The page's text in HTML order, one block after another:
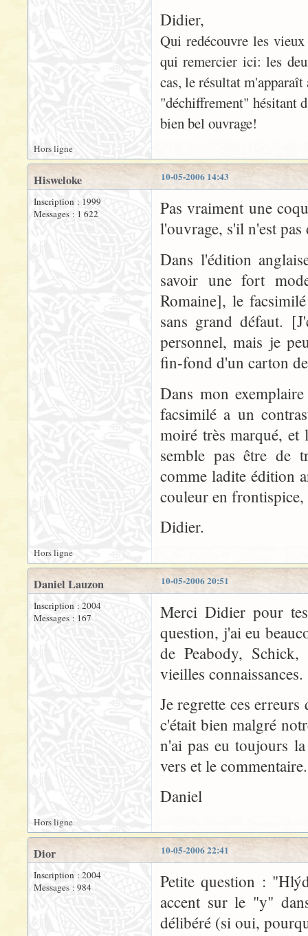
Didier,
Qui redécouvre les
qui remercier ici: les
cas, le résultat
"déchiffrement" hésitant
bien bel ouvrage!
Hors ligne
10-05-2006 14:43
Hisweloke
Inscription : 1999
Messages : 1 622
Pas vraiment une
l'ouvrage, s'il n'est
Dans l'édition
savoir une fort
Romaine], le
sans grand défaut.
personnel, mais je
fin-fond d'un carton
Dans mon
facsimilé a un
moiré très marqué, et
semble pas être de
comme ladite édition
couleur en frontispice,
Didier.
Hors ligne
10-05-2006 20:51
Daniel Lauzon
Inscription : 2004
Messages : 167
Merci Didier pour
question, j'ai eu
de Peabody,
vieilles
Je regrette ces
c'était bien malgré
n'ai pas eu toujours
vers et le commentaire.
Daniel
Hors ligne
10-05-2006 22:41
Dior
Inscription : 2004
Messages : 984
Petite question :
accent sur le "y"
délibéré (si oui,